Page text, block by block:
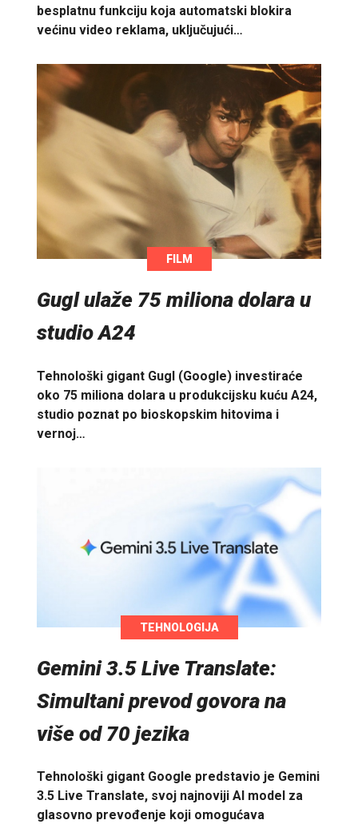
besplatnu funkciju koja automatski blokira
većinu video reklama, uključujući…
FILM
Gugl ulaže 75 miliona dolara u
studio A24
Tehnološki gigant Gugl (Google) investiraće
oko 75 miliona dolara u produkcijsku kuću A24,
studio poznat po bioskopskim hitovima i
vernoj…
TEHNOLOGIJA
Gemini 3.5 Live Translate:
Simultani prevod govora na
više od 70 jezika
Tehnološki gigant Google predstavio je Gemini
3.5 Live Translate, svoj najnoviji AI model za
glasovno prevođenje koji omogućava